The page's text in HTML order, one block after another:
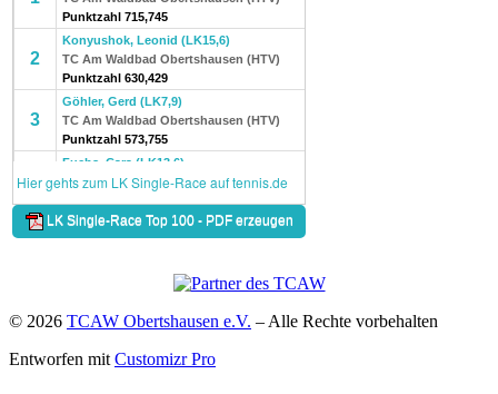
© 2026 TCAW Obertshausen e.V. – Alle Rechte vorbehalten
Entworfen mit Customizr Pro